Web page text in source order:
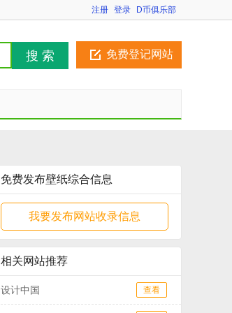
注册 登录 D币俱乐部
免费登记网站
搜 索
免费发布壁纸综合信息
我要发布网站收录信息
相关网站推荐
设计中国 查看